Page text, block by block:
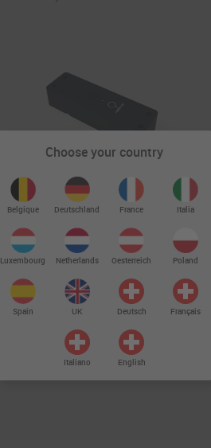
.zip 3.3 MB
myStrom WiFi LED Strip Controller
Choose your country
Belgique Deutschland France Italia
Luxembourg Netherlands Oesterreich Poland
Spain UK Deutsch Français
Italiano English